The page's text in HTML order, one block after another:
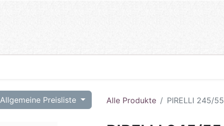
Allgemeine Preisliste Alle Produkte PIRELLI 245/